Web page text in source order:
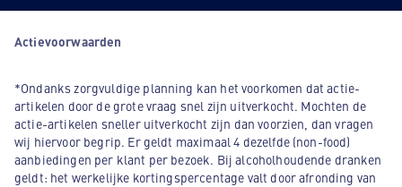
Actievoorwaarden
*Ondanks zorgvuldige planning kan het voorkomen dat actie-
artikelen door de grote vraag snel zijn uitverkocht. Mochten de
actie-artikelen sneller uitverkocht zijn dan voorzien, dan vragen
wij hiervoor begrip. Er geldt maximaal 4 dezelfde (non-food)
aanbiedingen per klant per bezoek. Bij alcoholhoudende dranken
geldt: het werkelijke kortingspercentage valt door afronding van